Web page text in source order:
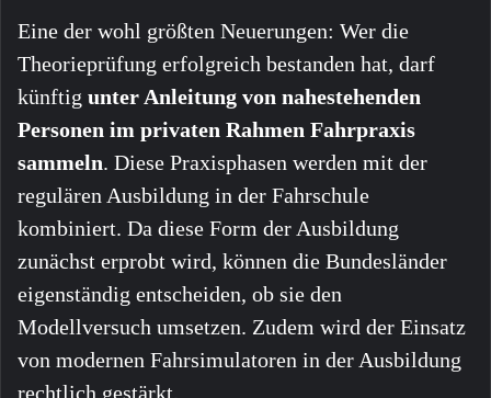
Eine der wohl größten Neuerungen: Wer die
Theorieprüfung erfolgreich bestanden hat, darf
künftig unter Anleitung von nahestehenden
Personen im privaten Rahmen Fahrpraxis
sammeln. Diese Praxisphasen werden mit der
regulären Ausbildung in der Fahrschule
kombiniert. Da diese Form der Ausbildung
zunächst erprobt wird, können die Bundesländer
eigenständig entscheiden, ob sie den
Modellversuch umsetzen. Zudem wird der Einsatz
von modernen Fahrsimulatoren in der Ausbildung
rechtlich gestärkt.